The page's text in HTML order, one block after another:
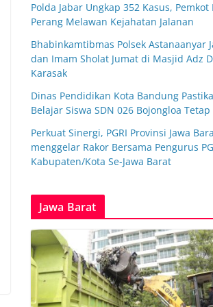
Polda Jabar Ungkap 352 Kasus,
Perang Melawan Kejahatan Jalanan
Bhabinkamtibmas Polsek Astanaanyar
dan Imam Sholat Jumat di Masjid Adz
Karasak
Dinas Pendidikan Kota Bandung
Belajar Siswa SDN 026 Bojongloa
Perkuat Sinergi, PGRI Provinsi Jawa
menggelar Rakor Bersama Pengurus
Kabupaten/Kota Se-Jawa Barat
Jawa Barat